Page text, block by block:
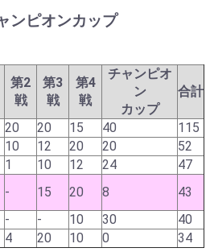
ンピオンカップ
第2
戦
第3
戦
第4
戦
チャンピオ
ン
カップ
合計
20 20 15 40
115
10 12 20 20
52
1 10 12 24
47
- 15 20 8
43
- - 10 30
40
4 20 10 0 34